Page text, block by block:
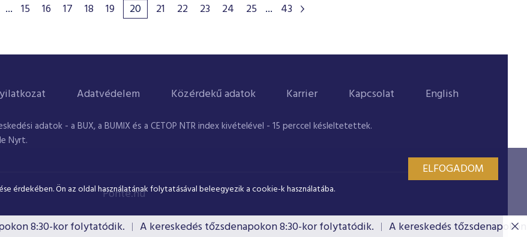
8:30-kor folytatódik. A kereskedés tőzsdenapokon 8:30-kor folytatódik. A kereskedés tőzsdenapokon
... 15 16 17 18 19 20 21 22 23 24 25 ... 43
Adatvédelem Közérdekű adatok Karrier Kapcsolat English
adatok - a BUX, a BUMIX és a CETOP NTR index kivételével - 15 perccel késleltetettek.
Nyrt.
Ponte.hu
érdekében. Ön az oldal használatának folytatásával beleegyezik a cookie-k használatába.
ELFOGADOM